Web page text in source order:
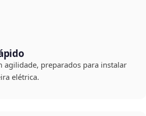
agilidade, preparados para instalar
elétrica.